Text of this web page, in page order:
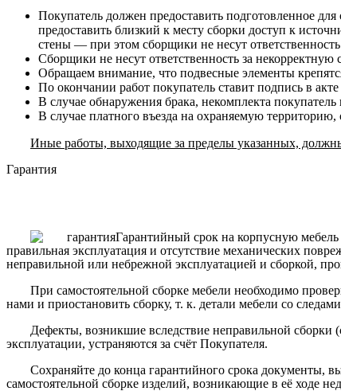
Покупатель должен предоставить подготовленное
предоставить близкий к месту сборки доступ к
стены — при этом сборщики не несут
Сборщики не несут ответственность за некорректную
Обращаем внимание, что подвесные элементы
По окончании работ покупатель ставит подпись в
В случае обнаружения брака, некомплекта
В случае платного въезда на охраняемую территорию,
Иные работы, выходящие за пределы указанных,
Гарантия
Гарантийный срок на корпусную мебель
правильная эксплуатация и отсутствие механических
неправильной или небрежной эксплуатацией и сборкой,
При самостоятельной сборке мебели необходимо
нами и приостановить сборку, т. к. детали мебели со
Дефекты, возникшие вследствие неправильной сборки
эксплуатации, устраняются за счёт Покупателя.
Сохраняйте до конца гарантийного срока документы,
самостоятельной сборке изделий, возникающие в её ходе